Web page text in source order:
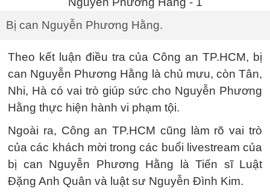
Bị can Nguyễn Phương Hằng.
Theo kết luận điều tra của Công an TP.HCM, bị
can Nguyễn Phương Hằng là chủ mưu, còn Tân,
Nhi, Hà có vai trò giúp sức cho Nguyễn Phương
Hằng thực hiện hành vi phạm tội.
Ngoài ra, Công an TP.HCM cũng làm rõ vai trò
của các khách mời trong các buổi livestream của
bị can Nguyễn Phương Hằng là Tiến sĩ Luật
Đặng Anh Quân và luật sư Nguyễn Đình Kim.